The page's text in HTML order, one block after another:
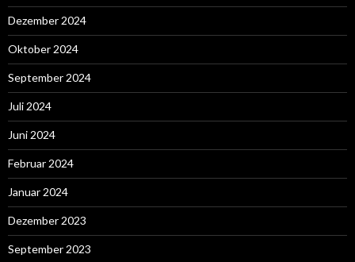
Dezember 2024
Oktober 2024
September 2024
Juli 2024
Juni 2024
Februar 2024
Januar 2024
Dezember 2023
September 2023